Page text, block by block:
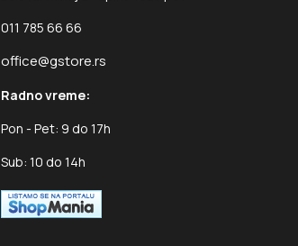
011 785 66 66
office@gstore.rs
Radno vreme:
Pon - Pet: 9 do 17h
Sub: 10 do 14h